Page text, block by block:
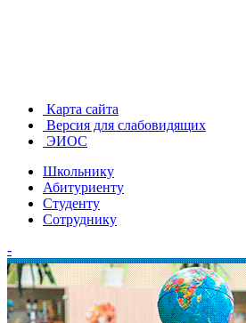
Карта сайта
Версия для слабовидящих
ЭИОС
Школьнику
Абитуриенту
Студенту
Сотруднику
-